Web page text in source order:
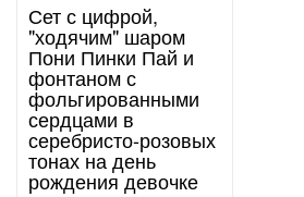
Сет с цифрой,
"ходячим" шаром
Пони Пинки Пай и
фонтаном с
фольгированными
сердцами в
серебристо-розовых
тонах на день
рождения девочке